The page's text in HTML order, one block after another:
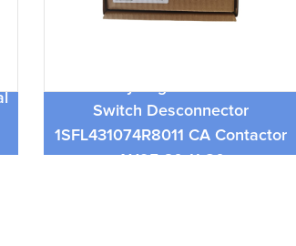
Proba de temperatura de York